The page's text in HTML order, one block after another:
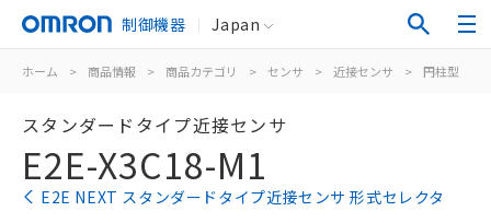
制御機器 Japan
ホーム > 商品情報 > 商品カテゴリ > センサ > 近接センサ > 円柱型
スタンダードタイプ近接センサ
E2E-X3C18-M1
E2E NEXT スタンダードタイプ近接センサ 形式セレクタ